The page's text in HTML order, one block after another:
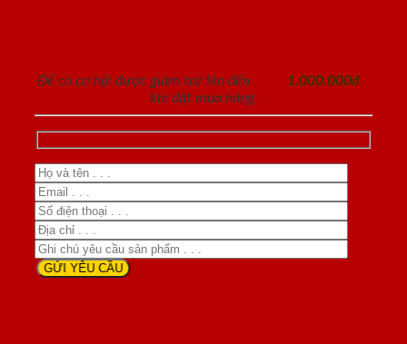
Để có cơ hội được giảm trừ lên đến
1.000.000đ
khi đặt mua hàng.